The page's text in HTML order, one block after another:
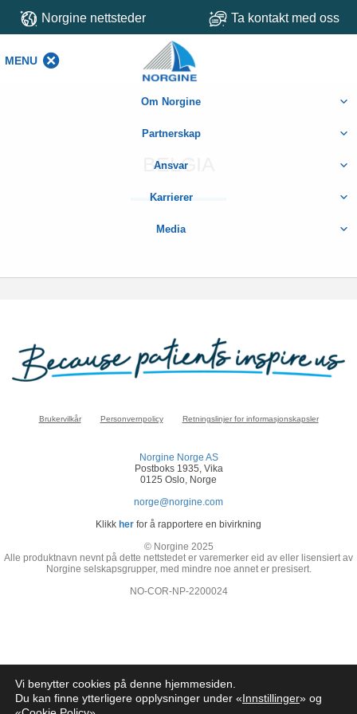
Norgine nettsteder Ta kontakt med oss
MENU
Om Norgine
Partnerskap
Ansvar
Karrierer
Media
BELGIA
Brukervilkår Personvernpolicy Retningslinjer for informasjonskapsler
Norgine Norge AS
Postboks 1935, Vika
0125 Oslo, Norge
norge@norgine.com
Klikk her for å rapportere en bivirkning
© Norgine 2025
Alle produktnavn nevnt på dette nettstedet er varemerker eid av eller lisensiert av
Norgine selskapsgrupper, med mindre noe annet er presisert.
NO-COR-NP-2200024
Vi benytter cookies på denne hjemmesiden.
Du kan finne ytterligere opplysninger under «Innstillinger» og